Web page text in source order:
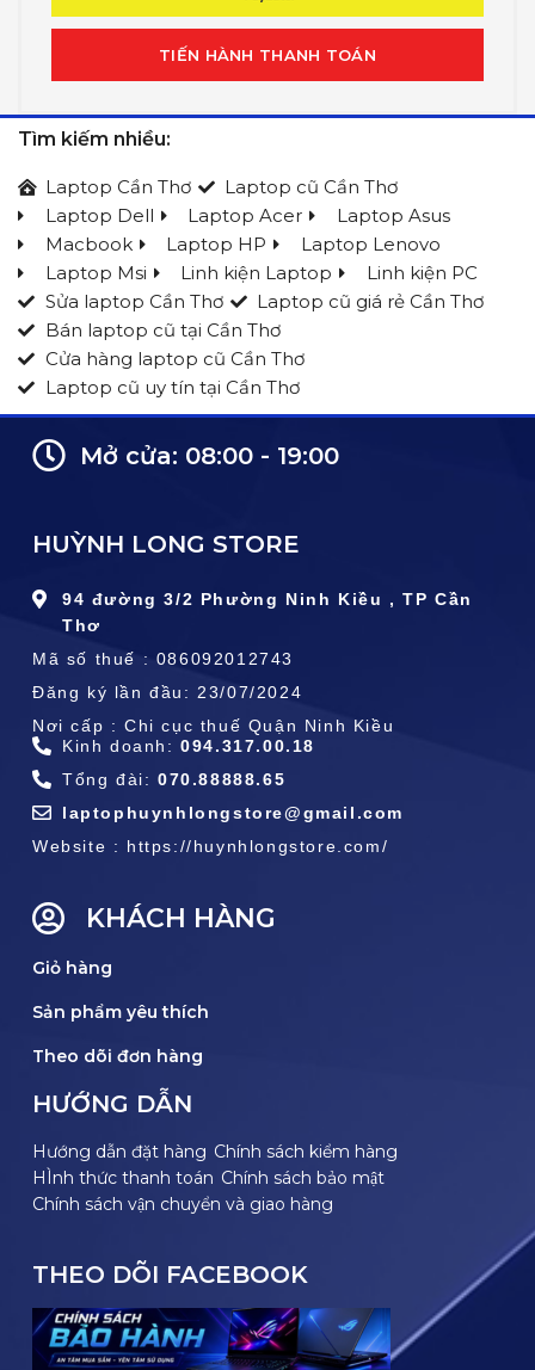
TIẾN HÀNH THANH TOÁN
Tìm kiếm nhiều:
Laptop Cần Thơ
Laptop cũ Cần Thơ
Laptop Dell
Laptop Acer
Laptop Asus
Macbook
Laptop HP
Laptop Lenovo
Laptop Msi
Linh kiện Laptop
Linh kiện PC
Sửa laptop Cần Thơ
Laptop cũ giá rẻ Cần Thơ
Bán laptop cũ tại Cần Thơ
Cửa hàng laptop cũ Cần Thơ
Laptop cũ uy tín tại Cần Thơ
Mở cửa: 08:00 - 19:00
HUỲNH LONG STORE
94 đường 3/2 Phường Ninh Kiều , TP Cần
Thơ
Mã số thuế : 086092012743
Đăng ký lần đầu: 23/07/2024
Nơi cấp : Chi cục thuế Quận Ninh Kiều
Kinh doanh:094.317.00.18
Tổng đài: 070.88888.65
laptophuynhlongstore@gmail.com
Website : https://huynhlongstore.com/
KHÁCH HÀNG
Giỏ hàng
Sản phẩm yêu thích
Theo dõi đơn hàng
HƯỚNG DẪN
Hướng dẫn đặt hàng Chính sách kiểm hàng
HÌnh thức thanh toán Chính sách bảo mật
Chính sách vận chuyển và giao hàng
THEO DÕI FACEBOOK